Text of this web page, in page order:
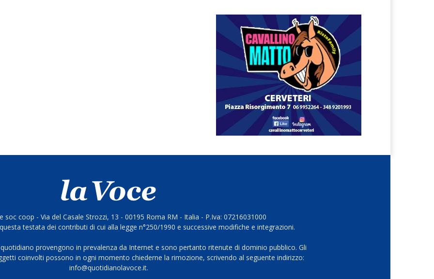
soc coop - Via del Casale Strozzi, 13 - 00195 Roma RM - Italia - P.Iva: 07216031000
testata dei contributi di cui alla legge n°250/1990 e successive modifiche e integrazioni.
provengono in prevalenza da Internet e sono pertanto ritenute di dominio pubblico. Gli
coinvolti possono in ogni momento chiederne la rimozione, scrivendo al seguente indirizzo:
info@quotidianolavoce.it.